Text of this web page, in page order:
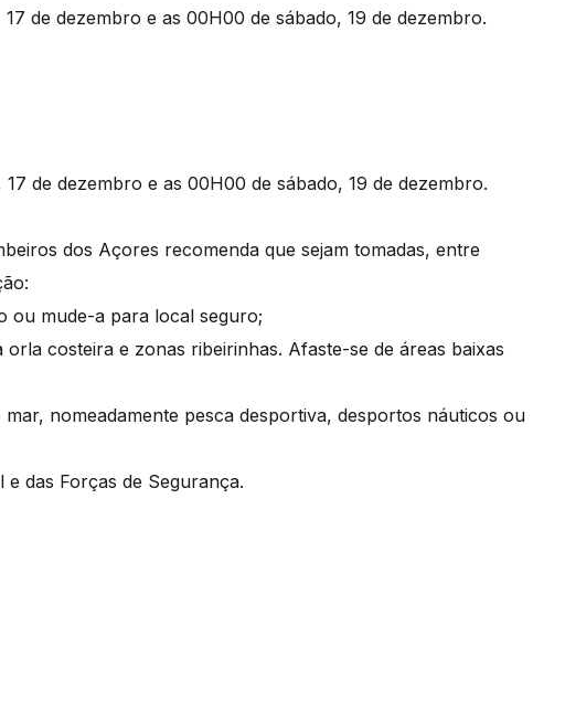
de dezembro e as 00H00 de sábado, 19 de dezembro.
de dezembro e as 00H00 de sábado, 19 de dezembro.
dos Açores recomenda que sejam tomadas, entre
ou mude-a para local seguro;
costeira e zonas ribeirinhas. Afaste-se de áreas baixas
nomeadamente pesca desportiva, desportos náuticos ou
e das Forças de Segurança.